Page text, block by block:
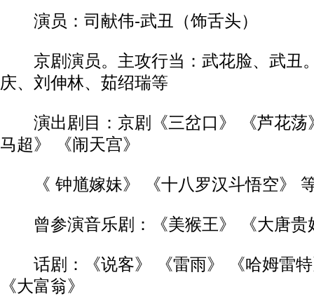
演员：司献伟-武丑（饰舌头）
京剧演员。主攻行当：武花脸、武丑
庆、刘伸林、茹绍瑞等
演出剧目：京剧《三岔口》 《芦花荡
马超》 《闹天宫》
《 钟馗嫁妹》 《十八罗汉斗悟空》
曾参演音乐剧：《美猴王》 《大唐贵
话剧：《说客》 《雷雨》 《哈姆雷特
《大富翁》